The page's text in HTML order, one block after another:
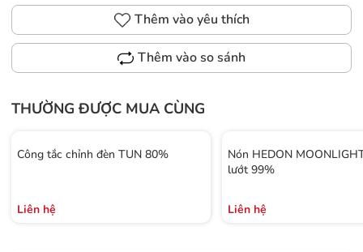
Thêm vào yêu thích
Thêm vào so sánh
THƯỜNG ĐƯỢC MUA CÙNG
Công tắc chỉnh đèn TUN 80%
Liên hệ
Nón HEDON
lướt 99%
Liên hệ